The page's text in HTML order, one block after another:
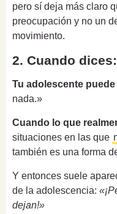
pero sí deja más claro
preocupación y no un
movimiento.
2. Cuando
Tu adolescente
nada.»
Cuando lo que
situaciones en las que
también es una forma
Y entonces suele
de la adolescencia:
dejan!»